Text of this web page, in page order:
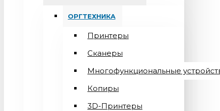
ОРГТЕХНИКА
Принтеры
Сканеры
Многофункциональные
Копиры
3D-Принтеры